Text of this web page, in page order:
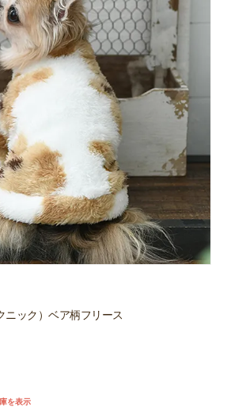
ニック）ベア柄フリース
を表示
続ける カートへ進む